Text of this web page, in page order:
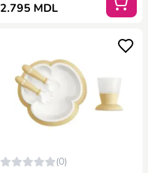
2.795 MDL
(0)